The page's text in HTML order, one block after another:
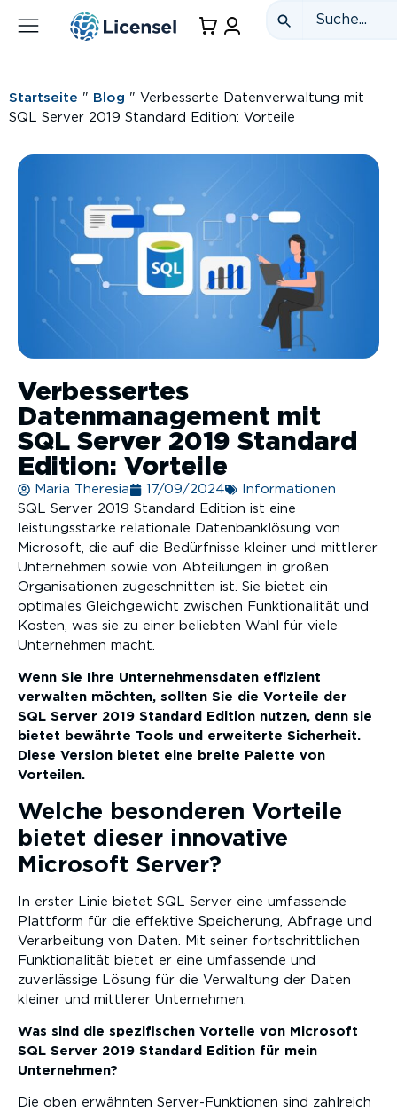
Startseite " Blog " Verbesserte Datenverwaltung mit
SQL Server 2019 Standard Edition: Vorteile
Verbessertes
Datenmanagement mit
SQL Server 2019 Standard
Edition: Vorteile
Maria Theresia 17/09/2024
Informationen
SQL Server 2019 Standard Edition ist eine
leistungsstarke relationale Datenbanklösung von
Microsoft, die auf die Bedürfnisse kleiner und mittlerer
Unternehmen sowie von Abteilungen in großen
Organisationen zugeschnitten ist. Sie bietet ein
optimales Gleichgewicht zwischen Funktionalität und
Kosten, was sie zu einer beliebten Wahl für viele
Unternehmen macht.
Wenn Sie Ihre Unternehmensdaten effizient
verwalten möchten, sollten Sie die Vorteile der
SQL Server 2019 Standard Edition nutzen, denn sie
bietet bewährte Tools und erweiterte Sicherheit.
Diese Version bietet eine breite Palette von
Vorteilen.
Welche besonderen Vorteile
bietet dieser innovative
Microsoft Server?
In erster Linie bietet SQL Server eine umfassende
Plattform für die effektive Speicherung, Abfrage und
Verarbeitung von Daten. Mit seiner fortschrittlichen
Funktionalität bietet er eine umfassende und
zuverlässige Lösung für die Verwaltung der Daten
kleiner und mittlerer Unternehmen.
Was sind die spezifischen Vorteile von Microsoft
SQL Server 2019 Standard Edition für mein
Unternehmen?
Die oben erwähnten Server-Funktionen sind zahlreich